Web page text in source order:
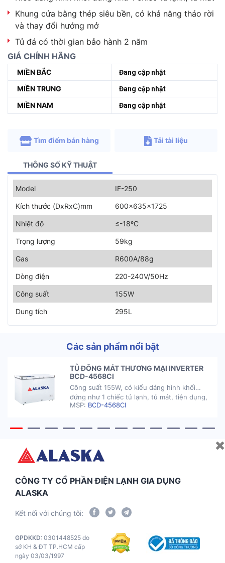
Khung cửa bằng thép siêu bền, có khả năng tháo rời
và thay đổi hướng mở
Tủ đá có thời gian bảo hành 2 năm
GIÁ CHÍNH HÃNG
MIỀN BẮC Đang cập nhật
MIỀN TRUNG Đang cập nhật
MIỀN NAM Đang cập nhật
Tìm điểm bán hàng Tải tài liệu
THÔNG SỐ KỸ THUẬT
Model IF-250
Kích thước (DxRxC)mm 600x635x1725
Nhiệt độ ≤-18ºC
Trọng lượng 59kg
Gas R600A/88g
Dòng điện 220-240V/50Hz
Công suất 155W
Dung tích 295L
Các sản phẩm nổi bật
TỦ ĐÔNG MÁT THƯƠNG MẠI INVERTER
BCD-4568CI
Công suất 155W, có kiểu dáng hình khối
đứng như 1 chiếc tủ lạnh, tủ mát, tiện dụng,
thẩm mỹ cao.
MSP: BCD-4568CI
CÔNG TY CỔ PHẦN ĐIỆN LẠNH GIA DỤNG
ALASKA
Kết nối với chúng tôi:
GPDKKD: 0301448525 do
sở KH & ĐT TP.HCM cấp
ngày 03/03/1997